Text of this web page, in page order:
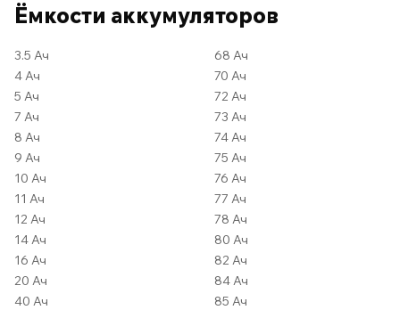
Ёмкости аккумуляторов
3.5 Ач
4 Ач
5 Ач
7 Ач
8 Ач
9 Ач
10 Ач
11 Ач
12 Ач
14 Ач
16 Ач
20 Ач
40 Ач
68 Ач
70 Ач
72 Ач
73 Ач
74 Ач
75 Ач
76 Ач
77 Ач
78 Ач
80 Ач
82 Ач
84 Ач
85 Ач